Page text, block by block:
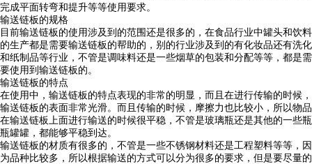
完成平面转弯和提升等等使用要求。
输送链板的规格
目前输送链板的使用涉及到的范围还是很多的，在食品行业中罐头和饮料
的生产都是需要输送链板的帮助的，别的行业涉及到的有化妆品还有洗化
和纸制品等行业，不管是调味料还是一些烟草的包装和分配等等，都是需
要使用到输送链板的。
输送链板的特点
在使用中，输送链板的特点表现的非常的明显，而且在进行传输的时候，
输送链板的表面非常光滑。而且传输的时候，摩擦力也比较小，所以物品
在输送链板上面进行输送的时候很平稳，不管是玻璃瓶还是其他的一些瓶
瓶罐罐，都能够平稳到达。
输送链板的材质有很多的，不管是一些不锈钢材料还是工程塑料等等，因
为品种比较多，所以根据输送的方式可以分为很多的要求，但是要尽量的